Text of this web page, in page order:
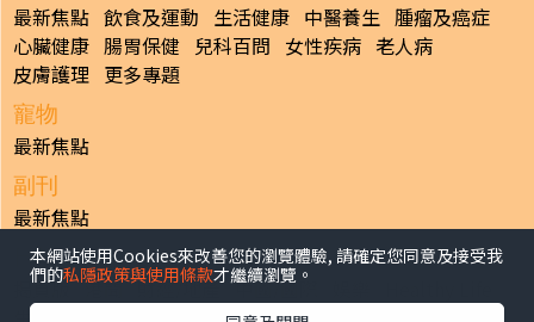
最新焦點 飲食及運動 生活健康 中醫養生 腫瘤及癌症
心臟健康 腸胃保健 兒科百問 女性疾病 老人病
皮膚護理 更多專題
寵物
最新焦點
副刊
最新焦點
日報
揭頁版 港聞 財經/地產 中國/國際
本網站使用Cookies來改善您的瀏覽體驗, 請確定您同意及接受我
們的私隱政策與使用條款才繼續瀏覽。